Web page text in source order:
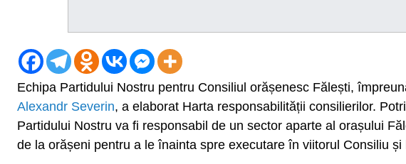
Echipa Partidului Nostru pentru Consiliul orășenesc Fălești,
Alexandr Severin, a elaborat Harta responsabilității consilierilor.
Partidului Nostru va fi responsabil de un sector aparte al orașului
de la orășeni pentru a le înainta spre executare în viitorul Consiliu